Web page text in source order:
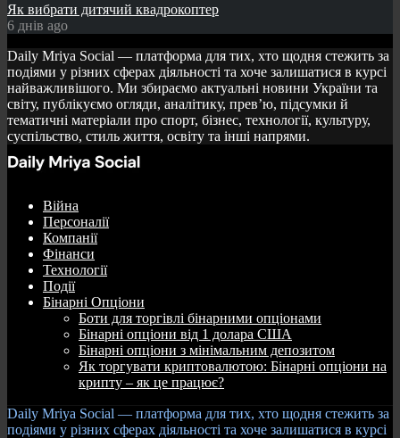
Як вибрати дитячий квадрокоптер
6 днів ago
Daily Mriya Social — платформа для тих, хто щодня стежить за
подіями у різних сферах діяльності та хоче залишатися в курсі
найважливішого. Ми збираємо актуальні новини України та
світу, публікуємо огляди, аналітику, прев’ю, підсумки й
тематичні матеріали про спорт, бізнес, технології, культуру,
суспільство, стиль життя, освіту та інші напрями.
Війна
Персоналії
Компанії
Фінанси
Технології
Події
Бінарні Опціони
Боти для торгівлі бінарними опціонами
Бінарні опціони від 1 долара США
Бінарні опціони з мінімальним депозитом
Як торгувати криптовалютою: Бінарні опціони на
крипту – як це працює?
Daily Mriya Social — платформа для тих, хто щодня стежить за
подіями у різних сферах діяльності та хоче залишатися в курсі